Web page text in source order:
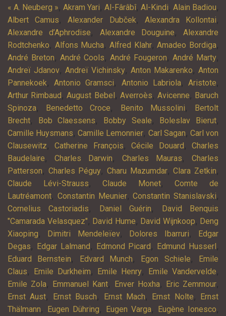
« A. Neuberg », Akram Yari, Al-Fârâbî, Al-Kindi, Alain Badiou,
Albert Camus,Alexander Dubček, Alexandra Kollontai,
Alexandre d’Aphrodise, Alexandre Douguine, Alexandre
Rodtchenko, Alfons Mucha,Alfred Klahr,Amadeo Bordiga,
André Breton, André Cools, André Fougeron, André Marty,
Andreï Jdanov, Andreï Vichinsky, Anton Makarenko, Anton
Pannekoek,Antonio Gramsci, Antonio Labriola,Aristote,
Arthur Rimbaud ,August Bebel , Averroès, Avicenne, Baruch
Spinoza, Benedetto Croce, Benito Mussolini,
Bertolt
Brecht, Bob Claessens, Bobby Seale, Boleslav Bierut,
Camille Huysmans,Camille Lemonnier, Carl Sagan, Carl von
Clausewitz,Catherine François,Cécile Douard ,Charles
Baudelaire, Charles Darwin, Charles Mauras, Charles
Patterson, Charles Péguy,Charu Mazumdar,Clara Zetkin,
Claude Lévi-Strauss,Claude Monet,Comte de
Lautréamont, Constantin Meunier,Constantin Stanislavski,
Cornelius Castoriadis, Daniel Guérin,
David Benquis
"Camarada Velasquez", David Hume, David Wijnkoop, Deng
Xiaoping, Dimitri Mendeleïev, Dolores Ibarruri,
Edgar
Degas, Edgar Lalmand , Edmond Picard , Edmund Husserl ,
Eduard Bernstein, Edvard Munch, Egon Schiele,
Emile
Claus, Emile Durkheim, Emile Henry, Emile Vandervelde,
Emile Zola, Emmanuel Kant, Enver Hoxha, Eric Zemmour,
Ernst Aust, Ernst Busch, Ernst Mach, Ernst Nolte,
Ernst
Thälmann, Eugen Dühring, Eugen Varga, Eugène Ionesco,